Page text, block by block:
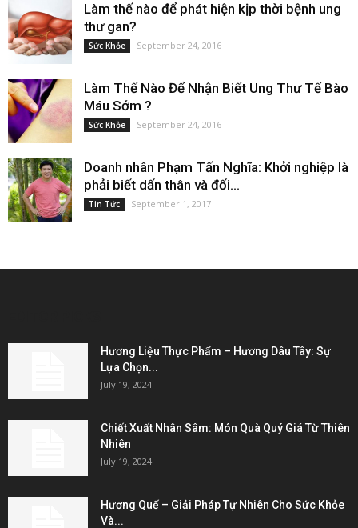
Làm thế nào để phát hiện kịp thời bệnh ung
thư gan?
Sức Khỏe September 24, 2016
Làm Thế Nào Để Nhận Biết Ung Thư Tế Bào
Máu Sớm ?
Sức Khỏe September 24, 2016
Doanh nhân Phạm Tấn Nghĩa: Khởi nghiệp là
phải biết dấn thân và đối...
Tin Tức September 1, 2017
Hương Liệu Thực Phẩm – Hương Dâu Tây: Sự
Lựa Chọn...
July 19, 2024
Chiết Xuất Nhân Sâm: Món Quà Quý Giá Từ Thiên
Nhiên
July 19, 2024
Hương Quế – Giải Pháp Tự Nhiên Cho Sức Khỏe
Và...